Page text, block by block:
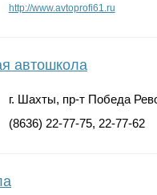
http://www.avtoprofi61.ru
автошкола
г. Шахты, пр-т Победа
(8636) 22-77-75, 22-77-62